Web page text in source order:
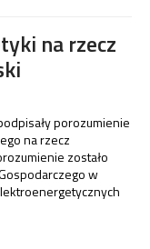
na rzecz
porozumienie
na rzecz
zostało
w